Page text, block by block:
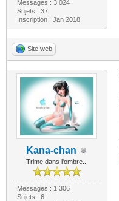
Messages : 3 024
Sujets : 37
Inscription : Jan 2018
Site web
Kana-chan
Trime dans l'ombre...
Messages : 1 306
Sujets : 6